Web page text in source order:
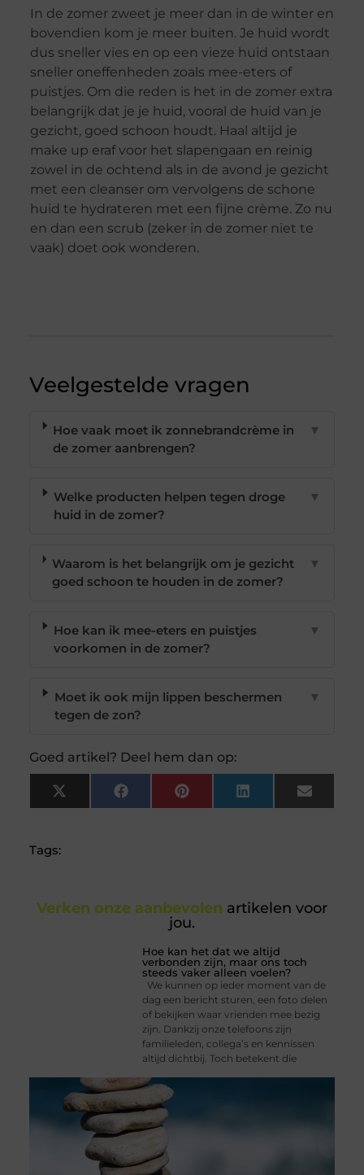
In de zomer zweet je meer dan in de winter en
bovendien kom je meer buiten. Je huid wordt
dus sneller vies en op een vieze huid ontstaan
sneller oneffenheden zoals mee-eters of
puistjes. Om die reden is het in de zomer extra
belangrijk dat je je huid, vooral de huid van je
gezicht, goed schoon houdt. Haal altijd je
make up eraf voor het slapengaan en reinig
zowel in de ochtend als in de avond je gezicht
met een cleanser om vervolgens de schone
huid te hydrateren met een fijne crème. Zo nu
en dan een scrub (zeker in de zomer niet te
vaak) doet ook wonderen.
Veelgestelde vragen
Hoe vaak moet ik zonnebrandcrème in
de zomer aanbrengen?
▼
Welke producten helpen tegen droge
huid in de zomer?
▼
Waarom is het belangrijk om je gezicht
goed schoon te houden in de zomer?
▼
Hoe kan ik mee-eters en puistjes
voorkomen in de zomer?
▼
Moet ik ook mijn lippen beschermen
tegen de zon?
▼
Goed artikel? Deel hem dan op:
X
(Twitter)
FacebookPinterest LinkedIn Email
Tags:
Verken onze aanbevolen artikelen voor
jou.
Hoe kan het dat we altijd
verbonden zijn, maar ons toch
steeds vaker alleen voelen?
We kunnen op ieder moment van de
dag een bericht sturen, een foto delen
of bekijken waar vrienden mee bezig
zijn. Dankzij onze telefoons zijn
familieleden, collega’s en kennissen
altijd dichtbij. Toch betekent die